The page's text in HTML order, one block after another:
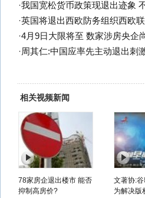
·我国宽松货币政策现退出迹象
·英国将退出西欧防务组织西欧
·4月9日大限将至 数家涉房央企
·周其仁:中国应率先主动退出刺
相关视频新闻
78家房企退出楼市 能否
抑制高房价?
文著协:
为解决版